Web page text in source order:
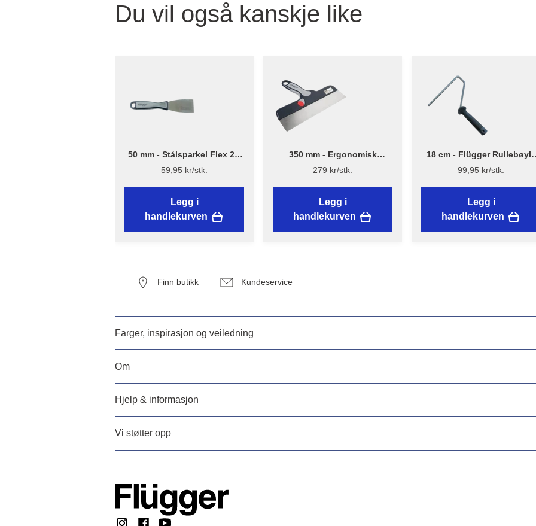
Du vil også kanskje like
50 mm - Stålsparkel Flex 2K
håndtak
59,95 kr/stk.
Legg i
handlekurven
350 mm - Ergonomisk
Bredsparkel - Flügger
279 kr/stk.
Legg i
handlekurven
18 cm - Flügger Rullebøyle
kort - NYTT DESIGN
99,95 kr/stk.
Legg i
handlekurven
Finn butikk Kundeservice
Farger, inspirasjon og veiledning
Om
Hjelp & informasjon
Vi støtter opp